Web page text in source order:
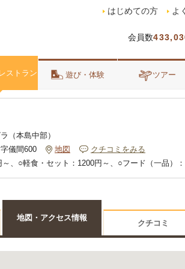
会員数
はじめての方 よ
ストラン 遊び・体験 ツアー
（本島中部）
儀間600 地図
クチコミをみる
、○軽食・セット：1200円～、○フード（一品）
地図・アクセス情報
クチコミ